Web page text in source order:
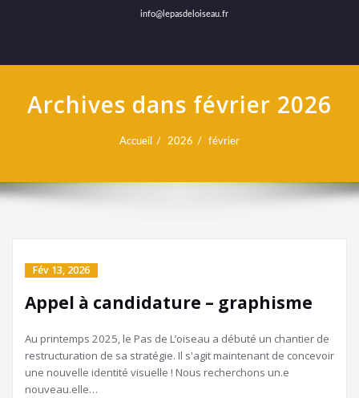
info@lepasdeloiseau.fr
Archives dans février 2026
Accueil 2026 février
Fév 13, 2026
Appel à candidature – graphisme
Au printemps 2025, le Pas de L’oiseau a débuté un chantier de
restructuration de sa stratégie. Il s'agit maintenant de concevoir
une nouvelle identité visuelle ! Nous recherchons un.e
nouveau.elle…